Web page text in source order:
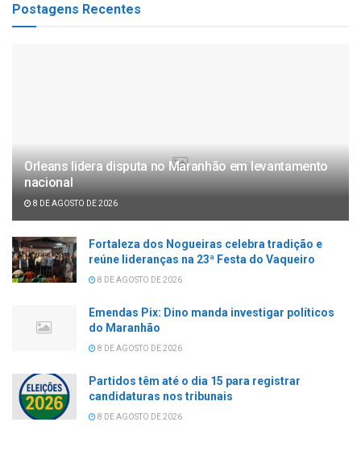
Postagens Recentes
Orleans lidera disputa no Maranhão em levantamento
nacional
8 DE AGOSTO DE 2026
Fortaleza dos Nogueiras celebra tradição e
reúne lideranças na 23ª Festa do Vaqueiro
8 DE AGOSTO DE 2026
Emendas Pix: Dino manda investigar políticos
do Maranhão
8 DE AGOSTO DE 2026
Partidos têm até o dia 15 para registrar
candidaturas nos tribunais
8 DE AGOSTO DE 2026